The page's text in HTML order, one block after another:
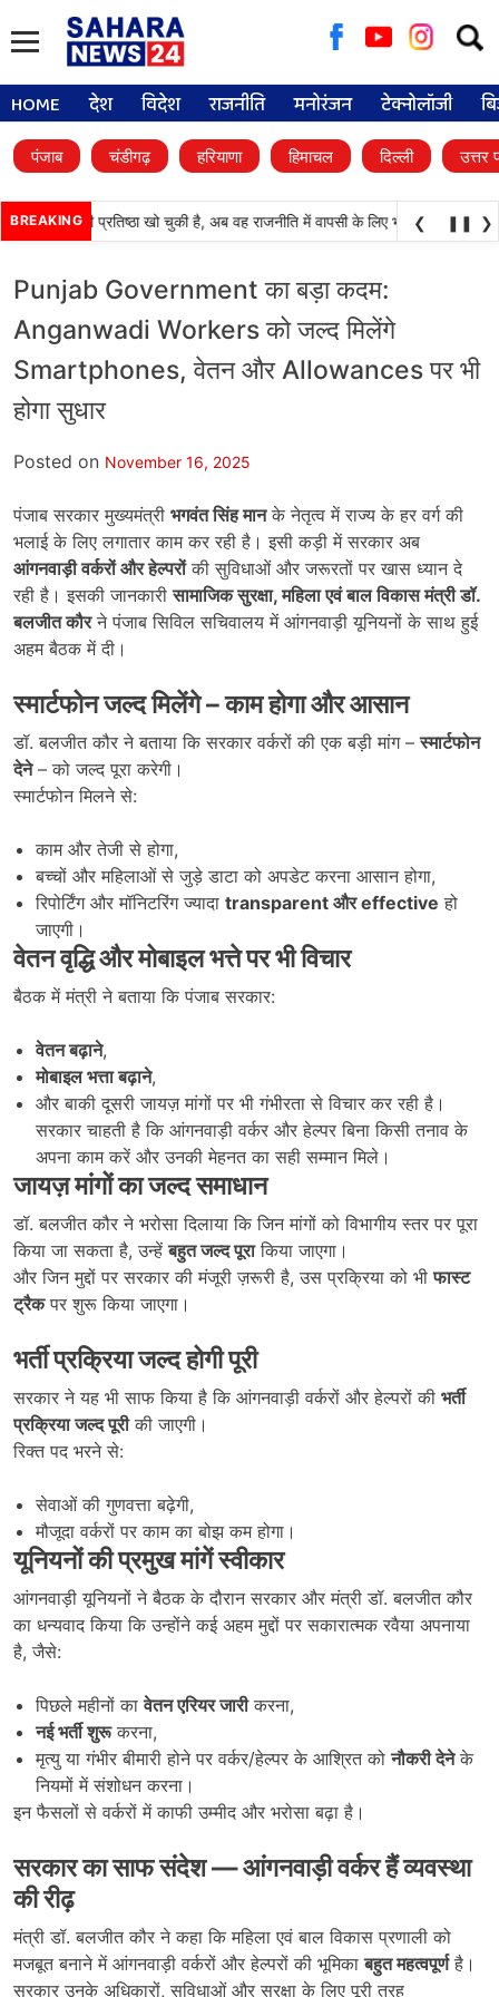
for:
HOME देश विदेश राजनीति मनोरंजन टेक्नोलॉजी
पंजाब चंडीगढ़ हरियाणा हिमाचल दिल्ली उत्तर
BREAKING
दल) अपनी प्रतिष्ठा खो चुकी है, अब वह राजनीति में वापसी के लिए भाजपा से
❮ ❚❚ ❯
Punjab Government का बड़ा कदम:
Anganwadi Workers को जल्द मिलेंगे
Smartphones, वेतन और Allowances पर भी
होगा सुधार
Posted on November 16, 2025
पंजाब सरकार मुख्यमंत्री भगवंत सिंह मानके नेतृत्व में राज्य के हर वर्ग की
भलाई के लिए लगातार काम कर रही है। इसी कड़ी में सरकार अब
आंगनवाड़ी वर्करों और हेल्परोंकी सुविधाओं और जरूरतों पर खास ध्यान दे
रही है। इसकी जानकारीसामाजिक सुरक्षा,महिला एवं बाल विकास मंत्री डॉ.
बलजीत कौरने पंजाब सिविल सचिवालय में आंगनवाड़ी यूनियनों के साथ हुई
अहम बैठक में दी।
स्मार्टफोन जल्द मिलेंगे –काम होगा और आसान
डॉ. बलजीत कौर ने बताया कि सरकार वर्करों की एक बड़ी मांग –स्मार्टफोन
देने– को जल्द पूरा करेगी।
स्मार्टफोन मिलने से:
काम और तेजी से होगा,
बच्चों और महिलाओं से जुड़े डाटा को अपडेट करना आसान होगा,
रिपोर्टिंग और मॉनिटरिंग ज्यादा transparent और effective हो
जाएगी।
वेतन वृद्धि और मोबाइल भत्ते पर भी विचार
बैठक में मंत्री ने बताया कि पंजाब सरकार:
वेतन बढ़ाने,
मोबाइल भत्ता बढ़ाने,
और बाकी दूसरी जायज़ मांगों पर भी गंभीरता से विचार कर रही है।
सरकार चाहती है कि आंगनवाड़ी वर्कर और हेल्पर बिना किसी तनाव के
अपना काम करें और उनकी मेहनत का सही सम्मान मिले।
जायज़ मांगों का जल्द समाधान
डॉ. बलजीत कौर ने भरोसा दिलाया कि जिन मांगों को विभागीय स्तर पर पूरा
किया जा सकता है, उन्हेंबहुत जल्द पूराकिया जाएगा।
और जिन मुद्दों पर सरकार की मंजूरी ज़रूरी है, उस प्रक्रिया को भीफास्ट
ट्रैकपर शुरू किया जाएगा।
भर्ती प्रक्रिया जल्द होगी पूरी
सरकार ने यह भी साफ किया है कि आंगनवाड़ी वर्करों और हेल्परों की भर्ती
प्रक्रिया जल्द पूरीकी जाएगी।
रिक्त पद भरने से:
सेवाओं की गुणवत्ता बढ़ेगी,
मौजूदा वर्करों पर काम का बोझ कम होगा।
यूनियनों की प्रमुख मांगें स्वीकार
आंगनवाड़ी यूनियनों ने बैठक के दौरान सरकार और मंत्री डॉ. बलजीत कौर
का धन्यवाद किया कि उन्होंने कई अहम मुद्दों पर सकारात्मक रवैया अपनाया
है, जैसे:
पिछले महीनों कावेतन एरियर जारीकरना,
नई भर्ती शुरूकरना,
मृत्यु या गंभीर बीमारी होने पर वर्कर/हेल्पर के आश्रित कोनौकरी देनेके
नियमों में संशोधन करना।
इन फैसलों से वर्करों में काफी उम्मीद और भरोसा बढ़ा है।
सरकार का साफ संदेश —आंगनवाड़ी वर्कर हैं व्यवस्था
की रीढ़
मंत्री डॉ. बलजीत कौर ने कहा कि महिला एवं बाल विकास प्रणाली को
मजबूत बनाने में आंगनवाड़ी वर्करों और हेल्परों की भूमिकाबहुत महत्वपूर्णहै।
सरकार उनके अधिकारों, सुविधाओं और सुरक्षा के लिए पूरी तरह